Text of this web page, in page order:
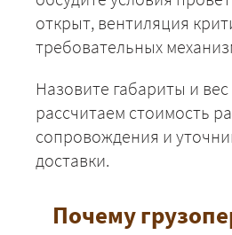
открыт, вентиляция
требовательных
Назовите габариты и
рассчитаем стоимость
сопровождения и
доставки.
Почему